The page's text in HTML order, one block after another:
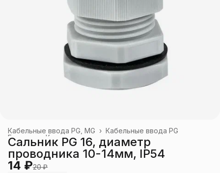
Кабельные ввода PG
Кабельные ввода PG, MG ›
Каталог
Главная
Сальник PG 16, диаметр
проводника 10-14мм, IP54
14 ₽20 ₽